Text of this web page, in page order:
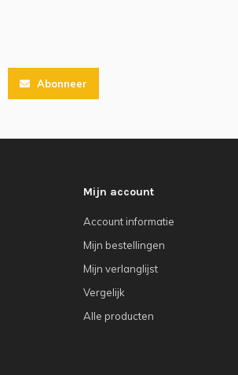
Abonneer
Mijn account
Account informatie
Mijn bestellingen
Mijn verlanglijst
Vergelijk
Alle producten